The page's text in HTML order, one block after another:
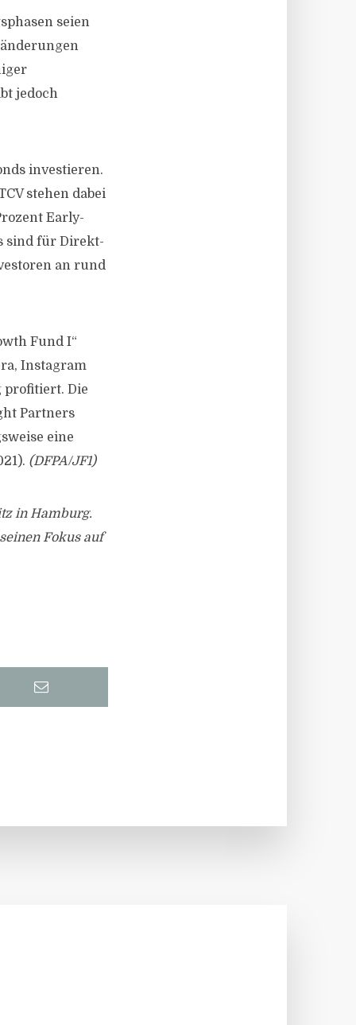
seien
jedoch
investieren.
stehen dabei
Early-
sind für Direkt-
an rund
Fund I“
Instagram
profitiert. Die
Partners
eine
(DFPA/JF1)
in Hamburg.
Fokus auf